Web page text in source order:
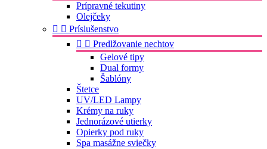
Prípravné tekutiny
Olejčeky
  Príslušenstvo
  Predlžovanie nechtov
Gelové tipy
Dual formy
Šablóny
Štetce
UV/LED Lampy
Krémy na ruky
Jednorázové utierky
Opierky pod ruky
Spa masážne sviečky